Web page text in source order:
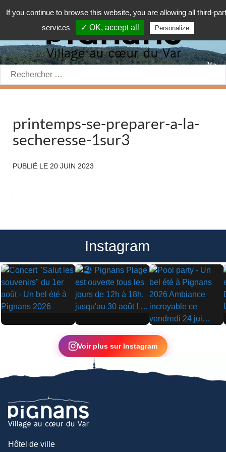
Rechercher:
printemps-se-preparer-a-la-
secheresse-1sur3
PUBLIÉ LE 20 JUIN 2023
Instagram
▶ ▶
▶
Voir plus sur Instagram
Hôtel de ville
If you continue to browse this website, you are allowing all third-
services
✓ OK, accept all Personalize